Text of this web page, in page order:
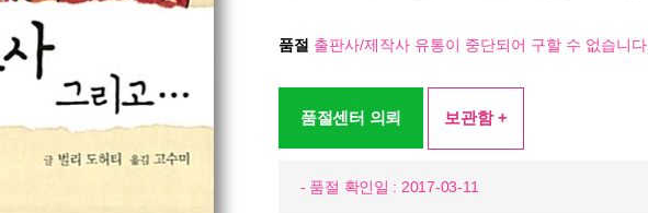
품절 출판사/제작사 유통이 중단되어 구할 수 없습니다.
품절센터 의뢰 보관함 +
- 품절 확인일 : 2017-03-11